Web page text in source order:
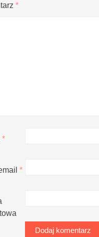
*
*
*